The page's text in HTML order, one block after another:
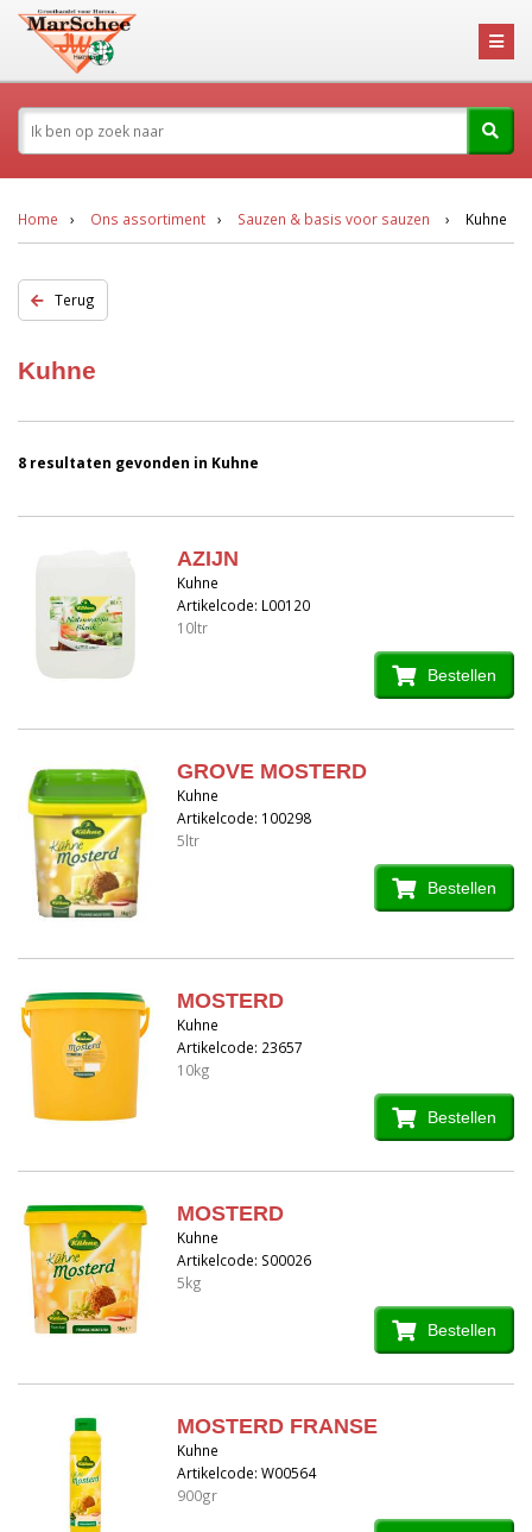
Home Ons assortiment Sauzen & basis voor sauzen Kuhne
Terug
Kuhne
8 resultaten gevonden in Kuhne
AZIJN
Kuhne
Artikelcode: L00120
10ltr
Bestellen
GROVE MOSTERD
Kuhne
Artikelcode: 100298
5ltr
Bestellen
MOSTERD
Kuhne
Artikelcode: 23657
10kg
Bestellen
MOSTERD
Kuhne
Artikelcode: S00026
5kg
Bestellen
MOSTERD FRANSE
Kuhne
Artikelcode: W00564
900gr